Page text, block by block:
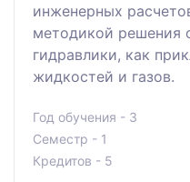
инженерных
методикой решения
гидравлики, как
жидкостей и газов.
Год обучения - 3
Семестр - 1
Кредитов - 5